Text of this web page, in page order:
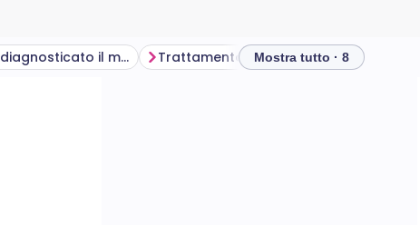
Come viene diagnosticato il mutismo selettivo? Trattamento per il mutismo selettivo
Mostra tutto · 8